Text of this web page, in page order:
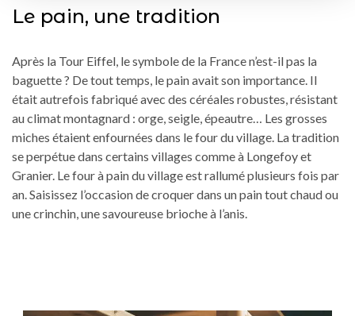
Le pain, une tradition
Après la Tour Eiffel, le symbole de la France n’est-il pas la
baguette ? De tout temps, le pain avait son importance. Il
était autrefois fabriqué avec des céréales robustes, résistant
au climat montagnard : orge, seigle, épeautre… Les grosses
miches étaient enfournées dans le four du village. La tradition
se perpétue dans certains villages comme à Longefoy et
Granier. Le four à pain du village est rallumé plusieurs fois par
an. Saisissez l’occasion de croquer dans un pain tout chaud ou
une crinchin, une savoureuse brioche à l’anis.